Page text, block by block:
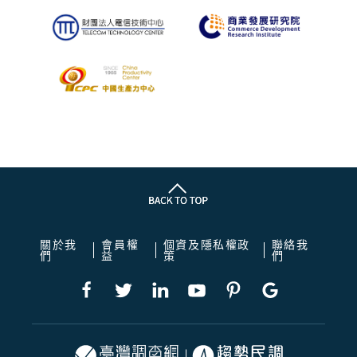
關於我
們
會員權
益
個資及隱私權政
策
聯絡我
們